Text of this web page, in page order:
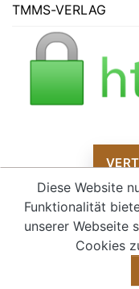
TMMS-VERLAG
Alle Preise verstehen
©
Diese Website
Funktionalität
unserer Webseite
Cookies